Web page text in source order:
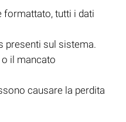
formattato, tutti i dati
presenti sul sistema.
il mancato
causare la perdita